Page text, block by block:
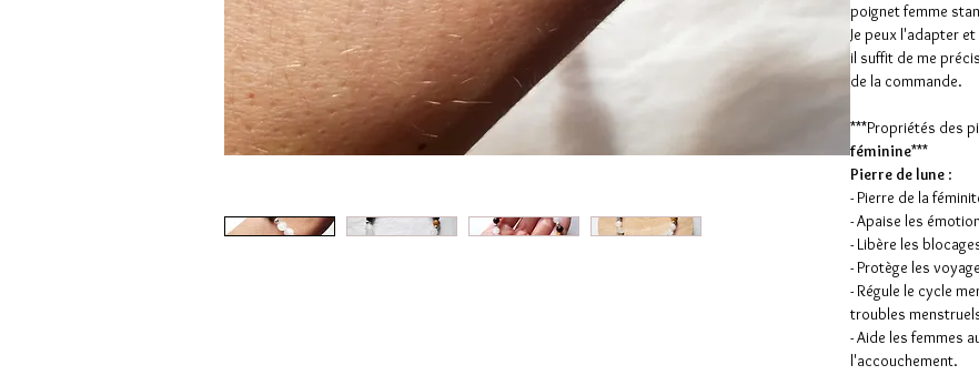
poignet femme
Je peux l'adapter
il suffit de me
de la commande.
***Propriétés des
féminine***
Pierre de lune :
- Pierre de la
- Apaise les
- Libère les
- Protège les
- Régule le cycle
troubles
- Aide les femmes
l'accouchement.